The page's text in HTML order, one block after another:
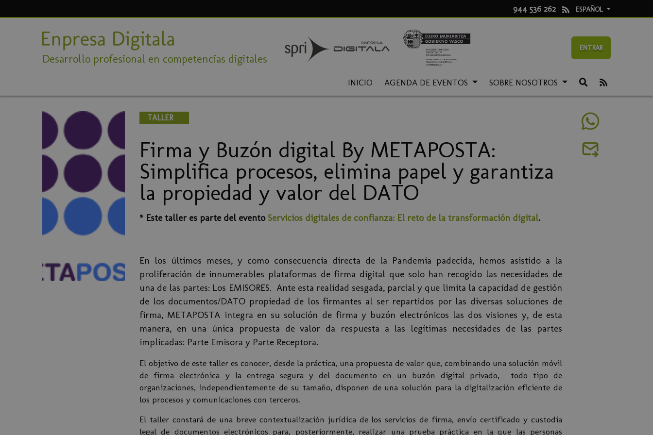
944 536 262 ESPAÑOL
Desarrollo profesional en competencias digitales
ENTRAR
INICIO AGENDA DE EVENTOS SOBRE NOSOTROS
TALLER
Firma y Buzón digital By METAPOSTA:
Simplifica procesos, elimina papel y garantiza
la propiedad y valor del DATO
* Este taller es parte del evento Servicios digitales de confianza: El reto de la transformación digital.
En los últimos meses, y como consecuencia directa de la Pandemia padecida, hemos asistido a la
proliferación de innumerables plataformas de firma digital que solo han recogido las necesidades de
una de las partes: Los EMISORES. Ante esta realidad sesgada, parcial y que limita la capacidad de gestión
de los documentos/DATO propiedad de los firmantes al ser repartidos por las diversas soluciones de
firma, METAPOSTA integra en su solución de firma y buzón electrónicos las dos visiones y, de esta
manera, en una única propuesta de valor da respuesta a las legítimas necesidades de las partes
implicadas: Parte Emisora y Parte Receptora.
El objetivo de este taller es conocer, desde la práctica, una propuesta de valor que, combinando una solución móvil
de firma electrónica y la entrega segura y del documento en un buzón digital privado, todo tipo de
organizaciones, independientemente de su tamaño, disponen de una solución para la digitalización eficiente de
los procesos y comunicaciones con terceros.
El taller constará de una breve contextualización jurídica de los servicios de firma, envío certificado y custodia
legal de documentos electrónicos para, posteriormente, realizar una prueba práctica en la que las personas